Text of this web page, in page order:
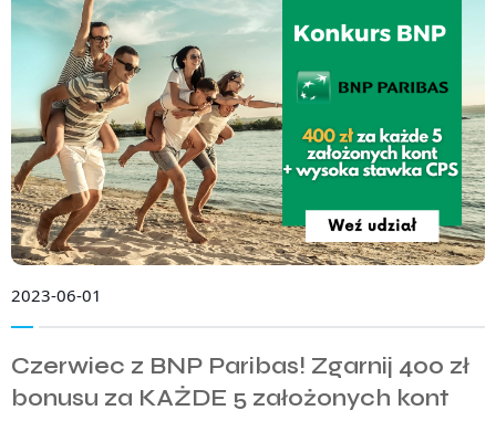
2023-06-01
Czerwiec z BNP Paribas! Zgarnij 400 zł
bonusu za KAŻDE 5 założonych kont